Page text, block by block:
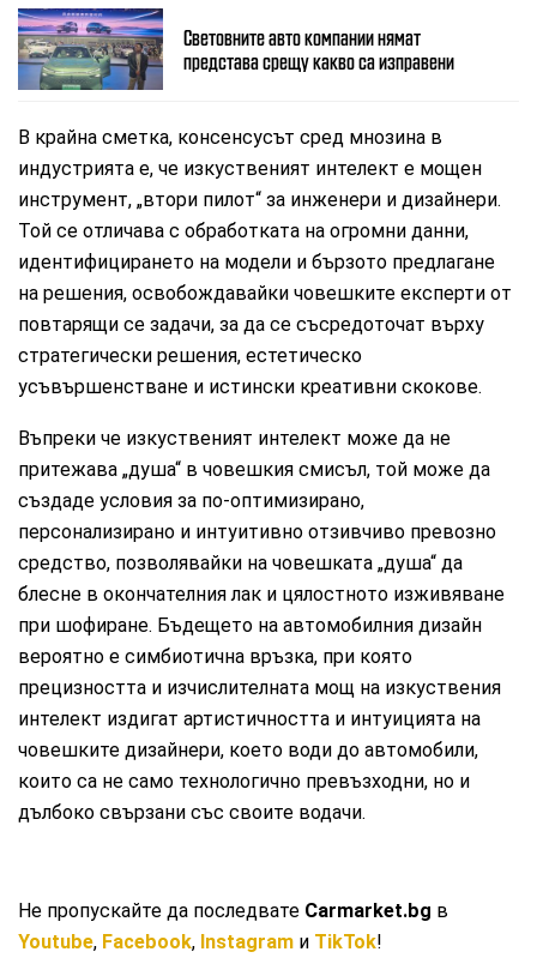
Световните авто компании нямат
представа срещу какво са изправени
В крайна сметка, консенсусът сред мнозина в
индустрията е, че изкуственият интелект е мощен
инструмент, „втори пилот“ за инженери и дизайнери.
Той се отличава с обработката на огромни данни,
идентифицирането на модели и бързото предлагане
на решения, освобождавайки човешките експерти от
повтарящи се задачи, за да се съсредоточат върху
стратегически решения, естетическо
усъвършенстване и истински креативни скокове.
Въпреки че изкуственият интелект може да не
притежава „душа“ в човешкия смисъл, той може да
създаде условия за по-оптимизирано,
персонализирано и интуитивно отзивчиво превозно
средство, позволявайки на човешката „душа“ да
блесне в окончателния лак и цялостното изживяване
при шофиране. Бъдещето на автомобилния дизайн
вероятно е симбиотична връзка, при която
прецизността и изчислителната мощ на изкуствения
интелект издигат артистичността и интуицията на
човешките дизайнери, което води до автомобили,
които са не само технологично превъзходни, но и
дълбоко свързани със своите водачи.
Не пропускайте да последвате Carmarket.bg в
Youtube, Facebook, Instagram и TikTok!